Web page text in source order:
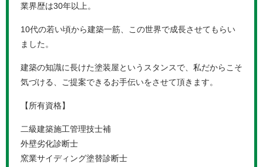
業界歴は30年以上。
10代の若い頃から建築一筋、この世界で成長させてもらい
ました。
建築の知識に長けた塗装屋というスタンスで、私だからこそ
気づける、ご提案できるお手伝いをさせて頂きます。
【所有資格】
二級建築施工管理技士補
外壁劣化診断士
窯業サイディング塗替診断士